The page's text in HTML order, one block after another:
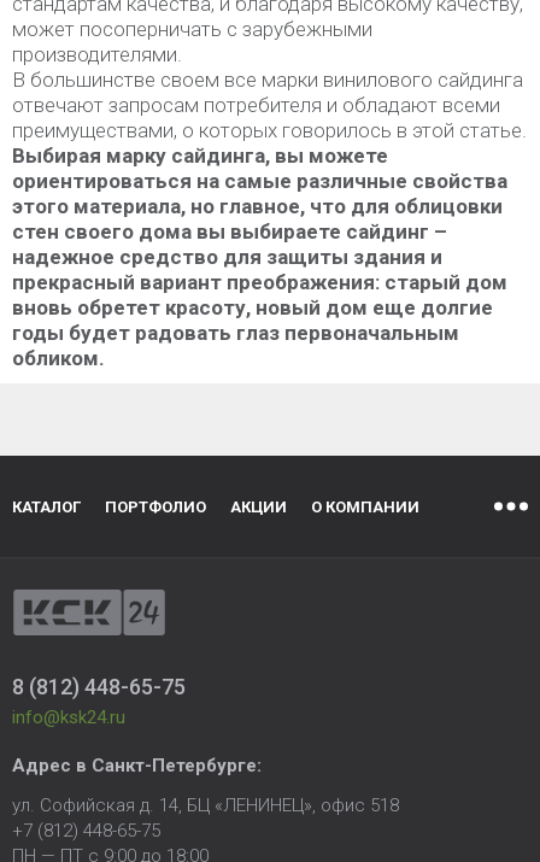
может посоперничать с зарубежными
производителями.
В большинстве своем все марки винилового сайдинга
отвечают запросам потребителя и обладают всеми
преимуществами, о которых говорилось в этой статье.
Выбирая марку сайдинга, вы можете
ориентироваться на самые различные свойства
этого материала, но главное, что для облицовки
стен своего дома вы выбираете сайдинг –
надежное средство для защиты здания и
прекрасный вариант преображения: старый дом
вновь обретет красоту, новый дом еще долгие
годы будет радовать глаз первоначальным
обликом.
КАТАЛОГ ПОРТФОЛИО АКЦИИ О КОМПАНИИ
8 (812) 448-65-75
info@ksk24.ru
Адрес в Санкт-Петербурге:
ул. Софийская д. 14, БЦ «ЛЕНИНЕЦ», офис 518
+7 (812) 448-65-75
ПН — ПТ с 9:00 до 18:00